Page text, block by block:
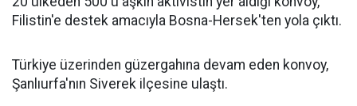
Filistin'e destek amacıyla Bosna-Hersek'ten yola çıktı.
Türkiye üzerinden güzergahına devam eden konvoy,
Şanlıurfa'nın Siverek ilçesine ulaştı.